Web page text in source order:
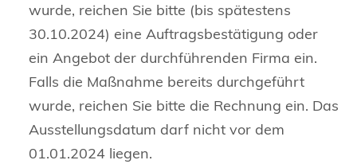
wurde, reichen Sie bitte (bis spätestens
30.10.2024) eine Auftragsbestätigung oder
ein Angebot der durchführenden Firma ein.
Falls die Maßnahme bereits durchgeführt
wurde, reichen Sie bitte die Rechnung ein. Das
Ausstellungsdatum darf nicht vor dem
01.01.2024 liegen.